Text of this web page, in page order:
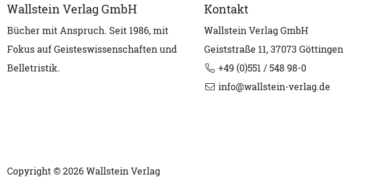
Wallstein Verlag GmbH
Bücher mit Anspruch. Seit 1986, mit
Fokus auf Geisteswissenschaften und
Belletristik.
Kontakt
Wallstein Verlag GmbH
Geiststraße 11, 37073 Göttingen
+49 (0)551 / 548 98-0
info@wallstein-verlag.de
Copyright © 2026 Wallstein Verlag